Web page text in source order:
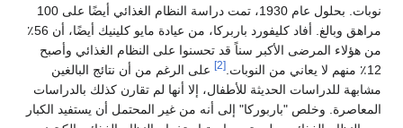
نوبات. بحلول عام 1930، تمت دراسة النظام الغذائي أيضًا على 100
مراهق وبالغ. أفاد كليفورد باربركا، من عيادة مايو كلينيك أيضًا، أن 56٪
من هؤلاء المرضى الأكبر سناً قد تحسنوا على النظام الغذائي وأصبح
12٪ منهم لا يعاني من النوبات.
[2]
على الرغم من أن نتائج البالغين
مشابهة للدراسات الحديثة للأطفال، إلا أنها لم تقارن كذلك بالدراسات
المعاصرة. وخلص "باربوركا" إلى أنه من غير المحتمل أن يستفيد الكبار